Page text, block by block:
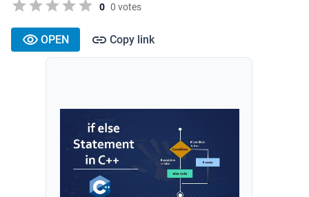
0 0 votes
OPEN Copy link